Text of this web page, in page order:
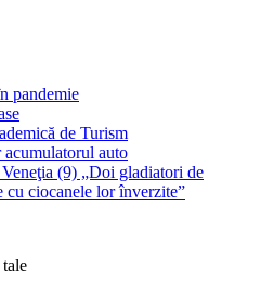
pandemie
de Turism
auto
(9) „Doi gladiatori de
cu ciocanele lor înverzite”